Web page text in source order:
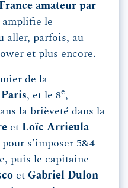
amateur par
amplifie le
aller, parfois, au
et plus encore.
de la
, et le 8e,
la brièveté dans la
et Loïc Arrieula
s’imposer 5&4
puis le capitaine
et Gabriel Dulon-